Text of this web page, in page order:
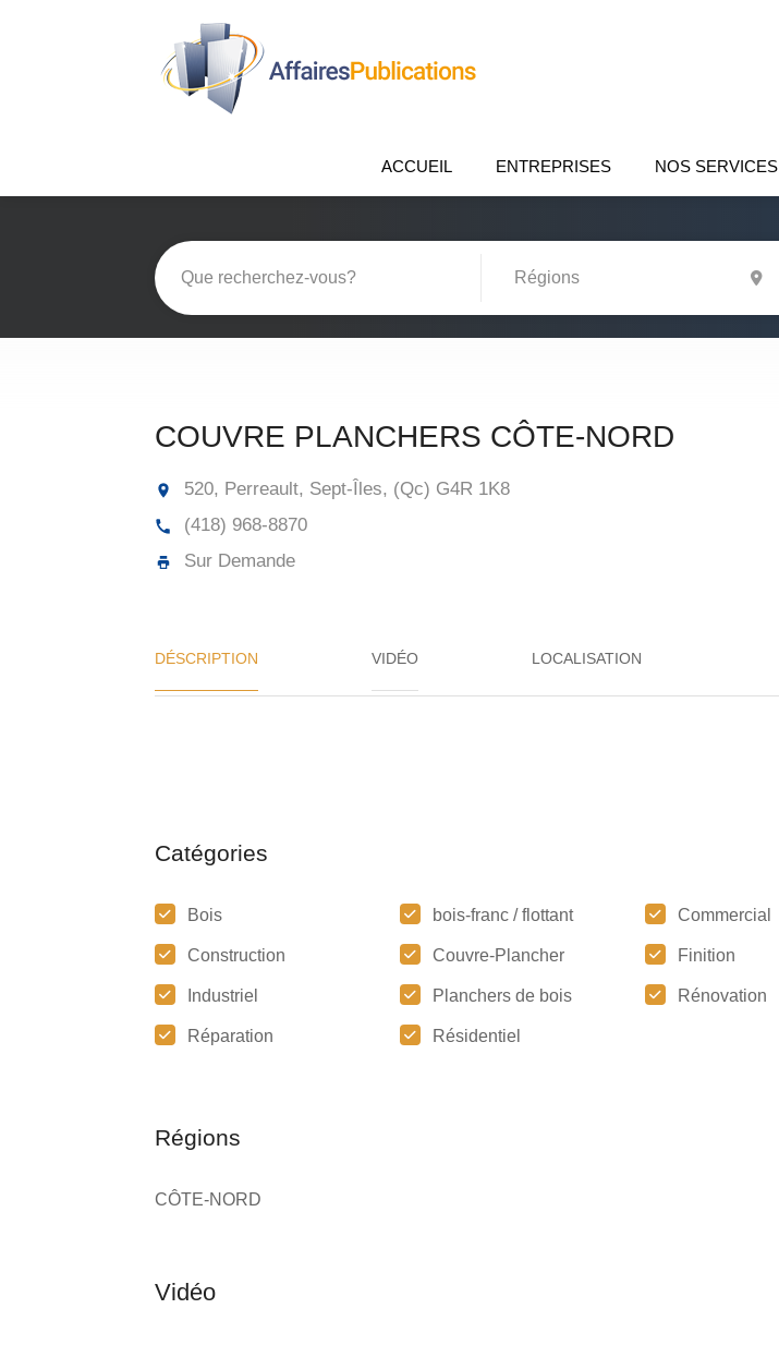
ACCUEIL ENTREPRISES NOS SERVICES
COUVRE PLANCHERS CÔTE-NORD
520, Perreault, Sept-Îles, (Qc) G4R 1K8
(418) 968-8870
Sur Demande
DÉSCRIPTION VIDÉO
Catégories
Bois bois-franc / flottant Commercial
Construction Couvre-Plancher Finition
Industriel Planchers de bois Rénovation
Réparation Résidentiel
Régions
CÔTE-NORD